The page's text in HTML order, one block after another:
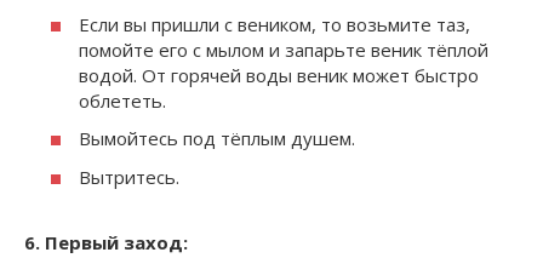
Если вы пришли с веником, то возьмите таз,
помойте его с мылом и запарьте веник тёплой
водой. От горячей воды веник может быстро
облететь.
Вымойтесь под тёплым душем.
Вытритесь.
6. Первый заход: